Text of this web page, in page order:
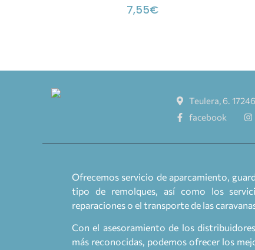
7,55€
Teulera, 6.
facebook
Ofrecemos servicio de aparcamiento,
tipo de remolques, así como los
reparaciones o el transporte de las
Con el asesoramiento de los
más reconocidas, podemos ofrecer los